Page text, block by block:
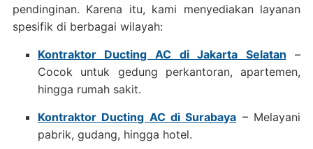
pendinginan. Karena itu, kami menyediakan layanan
spesifik di berbagai wilayah:
Kontraktor Ducting AC di Jakarta Selatan –
Cocok untuk gedung perkantoran, apartemen,
hingga rumah sakit.
Kontraktor Ducting AC di Surabaya – Melayani
pabrik, gudang, hingga hotel.